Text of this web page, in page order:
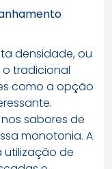
densidade, ou
tradicional
como a opção
sabores de
monotonia. A
utilização de